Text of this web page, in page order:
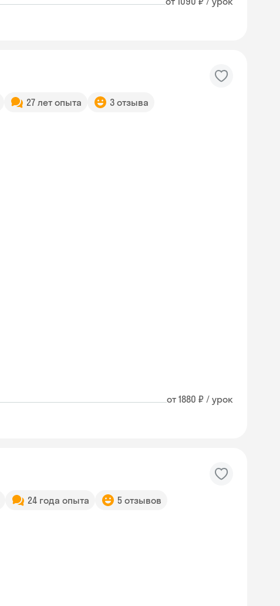
27 лет опыта 3 отзыва
от 1880 ₽ / урок
24 года опыта 5 отзывов